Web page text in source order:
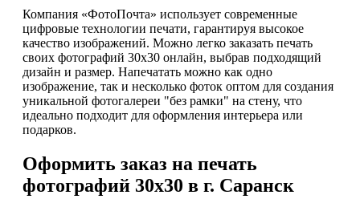
Компания «ФотоПочта» использует современные
цифровые технологии печати, гарантируя высокое
качество изображений. Можно легко заказать печать
своих фотографий 30х30 онлайн, выбрав подходящий
дизайн и размер. Напечатать можно как одно
изображение, так и несколько фоток оптом для создания
уникальной фотогалереи "без рамки" на стену, что
идеально подходит для оформления интерьера или
подарков.
Оформить заказ на печать
фотографий 30х30 в г. Саранск